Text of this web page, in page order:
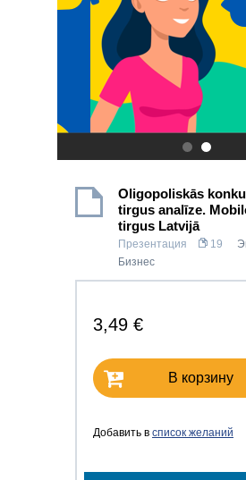
.
Oligopoliskās
tirgus analīze.
tirgus Latvijā
Презентация 19
Бизнес
3,49 €
В корзину
Добавить в список желаний